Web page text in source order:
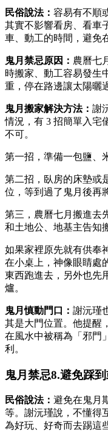
民俗說法： 容易有不順
其實不影響看房、看車
車、動工的時間，避免
鬼月禁忌原因： 農曆七
時搬家、動工容易發生
重，停在路邊讓太陽曬
鬼月搬家解決方法： 謝
情況，有 3 招簡單入宅
不可。
第一招，準備一包鹽、
第二招，臥房的床墊或
位，等到過了鬼月後再
第三，農曆七月搬進去
和土地公、地基主告知
如果家裡原先就有供奉
在小桌上，神像眼睛處
東西跑進去，另外也先
爐。
鬼月慎動門口： 謝沅瑾
其是大門位置。他提醒
在風水中被稱為「邪門
利。
鬼月禁忌8.避免踩
民俗說法： 避免在鬼月
等。謝沅瑾說，不懂得
為好玩、好奇而去踢這